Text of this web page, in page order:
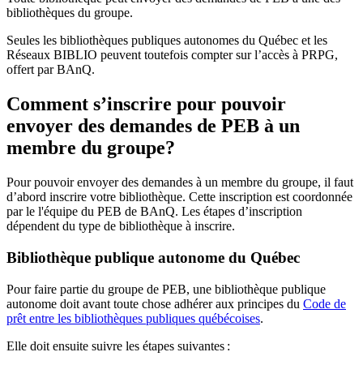
bibliothèques du groupe.
Seules les bibliothèques publiques autonomes du Québec et les
Réseaux BIBLIO peuvent toutefois compter sur l’accès à PRPG,
offert par BAnQ.
Comment s’inscrire pour pouvoir
envoyer des demandes de PEB à un
membre du groupe?
Pour pouvoir envoyer des demandes à un membre du groupe, il faut
d’abord inscrire votre bibliothèque. Cette inscription est coordonnée
par le l'équipe du PEB de BAnQ. Les étapes d’inscription
dépendent du type de bibliothèque à inscrire.
Bibliothèque publique autonome du Québec
Pour faire partie du groupe de PEB, une bibliothèque publique
autonome doit avant toute chose adhérer aux principes du Code de
prêt entre les bibliothèques publiques québécoises.
Elle doit ensuite suivre les étapes suivantes :